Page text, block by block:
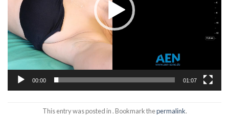
00:00 01:07
This entry was posted in . Bookmark thepermalink.